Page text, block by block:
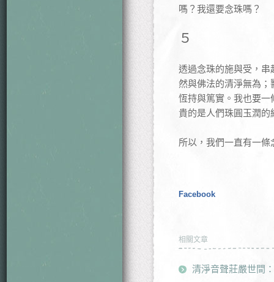
嗎？我還要念珠嗎？
５
透過念珠的施與受，
然與佛法的清淨無為
恆持與篤實。我也要
貴的是人們珠圓玉潤的
所以，我們一直有一條
Facebook
相關文章
清淨音聲莊嚴世間